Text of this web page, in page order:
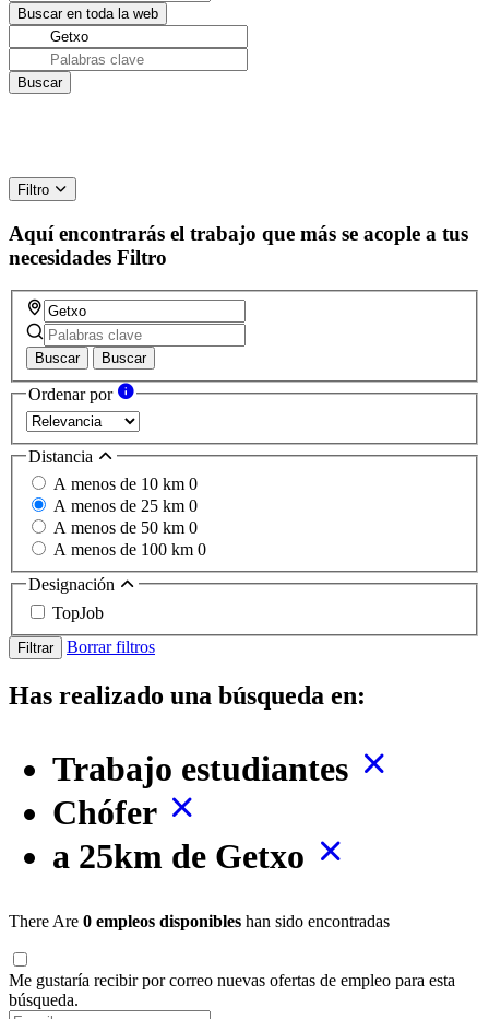
Filtro
Aquí encontrarás el trabajo que más se acople a tus
necesidades Filtro
Buscar Buscar
Ordenar por
Distancia
A menos de 10 km 0
A menos de 25 km 0
A menos de 50 km 0
A menos de 100 km 0
Designación
TopJob
Filtrar Borrar filtros
Has realizado una búsqueda en:
Trabajo estudiantes
Chófer
a 25km de Getxo
There Are 0 empleos disponibles han sido encontradas
Me gustaría recibir por correo nuevas ofertas de empleo para esta
búsqueda.